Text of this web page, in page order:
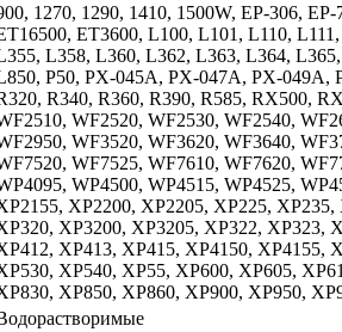
1270, 1290, 1410, 1500W, EP-306,
ET3600, L100, L101, L110,
L358, L360, L362, L363, L364,
P50, PX-045A, PX-047A, PX-049A,
R340, R360, R390, R585, RX500,
WF2520, WF2530, WF2540,
WF3520, WF3620, WF3640,
WF7525, WF7610, WF7620,
WP4500, WP4515, WP4525,
XP2200, XP2205, XP225,
XP3200, XP3205, XP322, XP323,
XP413, XP415, XP4150, XP4155,
XP540, XP55, XP600, XP605,
XP850, XP860, XP900, XP950,